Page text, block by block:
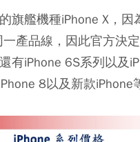
旗艦機種iPhone X，因
一產品線，因此官方決
有iPhone 6S系列以及
8以及新款iPhone